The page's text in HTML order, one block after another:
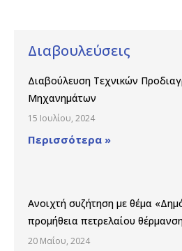
Διαβουλεύσεις
Διαβούλευση Τεχνικών
Μηχανημάτων
15 Ιουλίου, 2024
Περισσότερα »
Ανοιχτή συζήτηση με θέμα
προμήθεια πετρελαίου
20 Μαΐου, 2024